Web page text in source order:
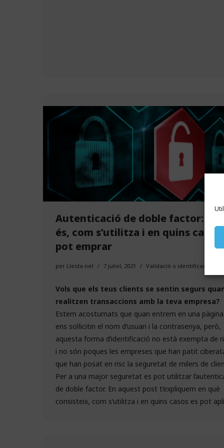
Autenticació de doble factor: què
és, com s’utilitza i en quins casos
pot emprar
per Lleida.net 7 juliol, 2021 Validació o identificació
Vols que els teus clients se sentin segurs
realitzen transaccions amb la teva empresa?
Estem acostumats que quan entrem en una
ens sol·licitin el nom d’usuari i la contrasenya, però,
aquesta forma d’identificació no està exempta de
i no són poques les empreses que han patit
que han posat en risc la seguretat de milers de
Per a una major seguretat es pot utilitzar l’
de doble factor. En aquest post t’expliquem en què
consisteix, com s’utilitza i en quins casos es pot